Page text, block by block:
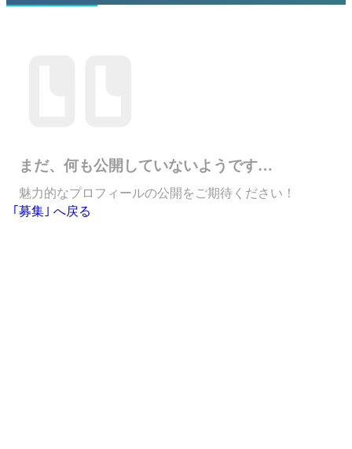
まだ、何も公開していないようです…
魅力的なプロフィールの公開をご期待ください！
｢募集｣ へ戻る